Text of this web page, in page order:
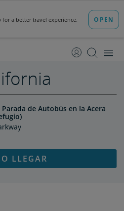
Contenido
Navegación
de Autobús en la Acera
LLEGAR